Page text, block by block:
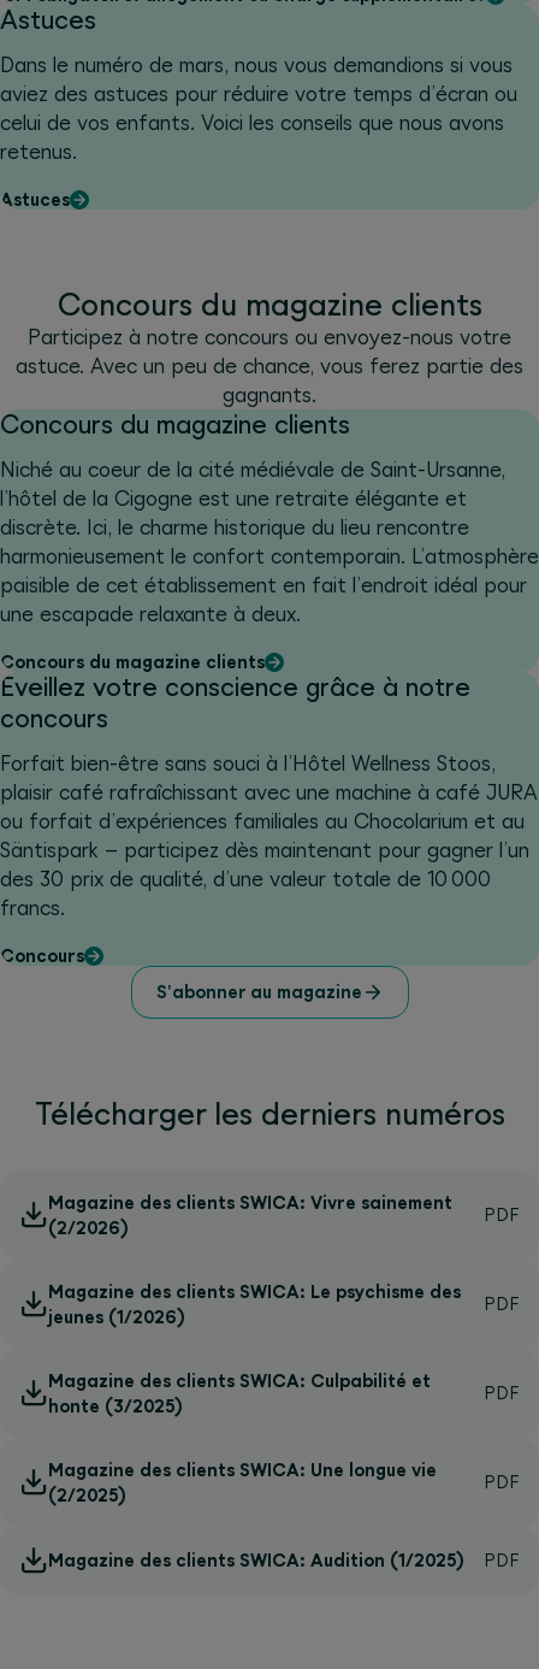
Astuces
Dans le numéro de mars, nous vous demandions si vous
aviez des astuces pour réduire votre temps d’écran ou
celui de vos enfants. Voici les conseils que nous avons
retenus.
Astuces
Concours du magazine clients
Participez à notre concours ou envoyez-nous votre
astuce. Avec un peu de chance, vous ferez partie des
gagnants.
Concours du magazine clients
Niché au coeur de la cité médiévale de Saint-Ursanne,
l’hôtel de la Cigogne est une retraite élégante et
discrète. Ici, le charme historique du lieu rencontre
harmonieusement le confort contemporain. L’atmosphère
paisible de cet établissement en fait l’endroit idéal pour
une escapade relaxante à deux.
Concours du magazine clients
Éveillez votre conscience grâce à notre
concours
Forfait bien-être sans souci à l’Hôtel Wellness Stoos,
plaisir café rafraîchissant avec une machine à café JURA
ou forfait d’expériences familiales au Chocolarium et au
Säntispark – participez dès maintenant pour gagner l’un
des 30 prix de qualité, d’une valeur totale de 10 000
francs.
Concours
S'abonner au magazine
Télécharger les derniers numéros
Magazine des clients SWICA: Vivre sainement
(2/2026)
Magazine des clients SWICA: Le psychisme des
jeunes (1/2026)
Magazine des clients SWICA: Culpabilité et
honte (3/2025)
Magazine des clients SWICA: Une longue vie
(2/2025)
Magazine des clients SWICA: Audition (1/2025)